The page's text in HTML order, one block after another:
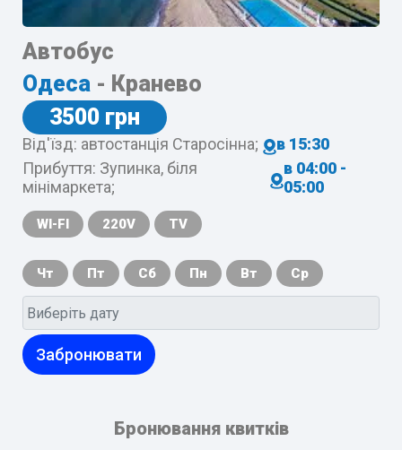
Автобус
Одеса - Кранево
3500 грн
Від'їзд: автостанція Старосінна;
в 15:30
Прибуття: Зупинка, біля
мінімаркета;
в 04:00 -
05:00
WI-FI 220V TV
Чт Пт Сб Пн Вт Ср
Забронювати
Бронювання квитків